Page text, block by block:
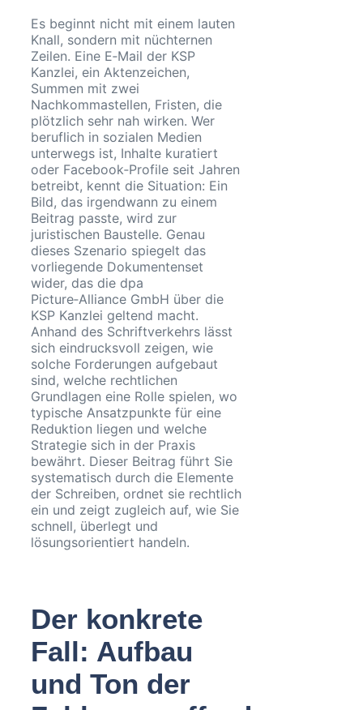
Es beginnt nicht mit einem lauten
Knall, sondern mit nüchternen
Zeilen. Eine E‑Mail der KSP
Kanzlei, ein Aktenzeichen,
Summen mit zwei
Nachkommastellen, Fristen, die
plötzlich sehr nah wirken. Wer
beruflich in sozialen Medien
unterwegs ist, Inhalte kuratiert
oder Facebook‑Profile seit Jahren
betreibt, kennt die Situation: Ein
Bild, das irgendwann zu einem
Beitrag passte, wird zur
juristischen Baustelle. Genau
dieses Szenario spiegelt das
vorliegende Dokumentenset
wider, das die dpa
Picture‑Alliance GmbH über die
KSP Kanzlei geltend macht.
Anhand des Schriftverkehrs lässt
sich eindrucksvoll zeigen, wie
solche Forderungen aufgebaut
sind, welche rechtlichen
Grundlagen eine Rolle spielen, wo
typische Ansatzpunkte für eine
Reduktion liegen und welche
Strategie sich in der Praxis
bewährt. Dieser Beitrag führt Sie
systematisch durch die Elemente
der Schreiben, ordnet sie rechtlich
ein und zeigt zugleich auf, wie Sie
schnell, überlegt und
lösungsorientiert handeln.
Der konkrete
Fall: Aufbau
und Ton der